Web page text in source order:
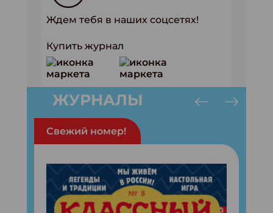
Ждем тебя в наших соцсетях!
Купить журнал
ЖУРНАЛЫ
Свежий номер!